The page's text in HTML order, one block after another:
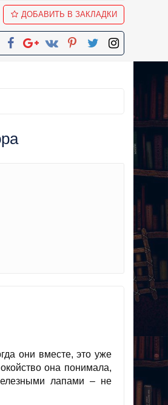
ДОБАВИТЬ В ЗАКЛАДКИ
они вместе, это уже
она понимала,
лапами – не